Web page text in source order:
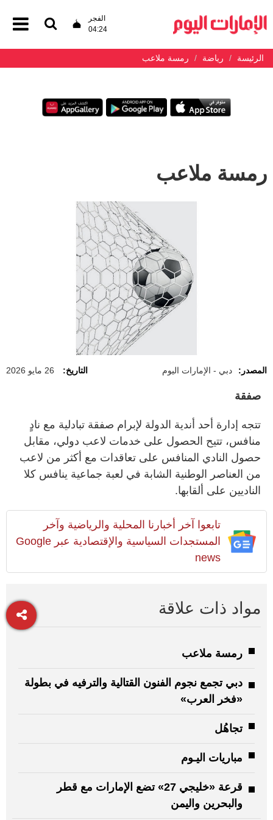
الفجر
04:24
الرئيسة رياضة رمسة ملاعب
رمسة ملاعب
المصدر: دبي - الإمارات اليوم التاريخ: 26 مايو 2026
صفقة
تتجه إدارة أحد أندية الدولة لإبرام صفقة تبادلية مع نادٍ
منافس، تتيح الحصول على خدمات لاعب دولي، مقابل
حصول النادي المنافس على تعاقدات مع أكثر من لاعب
من العناصر الوطنية الشابة في لعبة جماعية ينافس كلا
الناديين على ألقابها.
تابعوا آخر أخبارنا المحلية والرياضية وآخر
المستجدات السياسية والإقتصادية عبر Google
news
مواد ذات علاقة
رمسة ملاعب
دبي تجمع نجوم الفنون القتالية والترفيه في بطولة
«فخر العرب»
تجاهُل
مباريات اليـوم
قرعة «خليجي 27» تضع الإمارات مع قطر
والبحرين واليمن